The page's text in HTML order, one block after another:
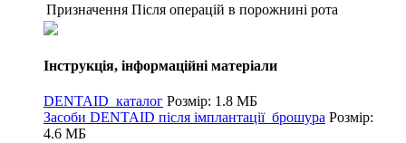
Призначення Після операцій в порожнині рота
Інструкція, інформаційні матеріали
DENTAID_каталог Розмір: 1.8 МБ
Засоби DENTAID після імплантації_брошура Розмір:
4.6 МБ